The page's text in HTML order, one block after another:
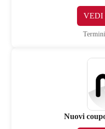
VEDI
Termini
Nuovi